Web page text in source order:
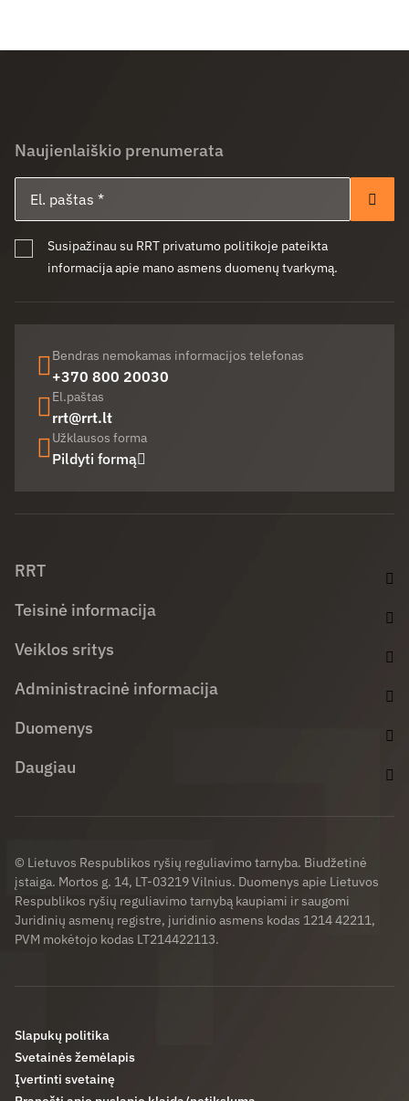
Naujienlaiškio prenumerata
Susipažinau su RRT privatumo politikoje pateikta
informacija apie mano asmens duomenų tvarkymą.
Bendras nemokamas informacijos telefonas
+370 800 20030
El.paštas
rrt@rrt.lt
Užklausos forma
Pildyti formą
RRT
Teisinė informacija
Veiklos sritys
Administracinė informacija
Duomenys
Daugiau
© Lietuvos Respublikos ryšių reguliavimo tarnyba. Biudžetinė
įstaiga. Mortos g. 14, LT-03219 Vilnius. Duomenys apie Lietuvos
Respublikos ryšių reguliavimo tarnybą kaupiami ir saugomi
Juridinių asmenų registre, juridinio asmens kodas 1214 42211,
PVM mokėtojo kodas LT214422113.
Slapukų politika
Svetainės žemėlapis
Įvertinti svetainę